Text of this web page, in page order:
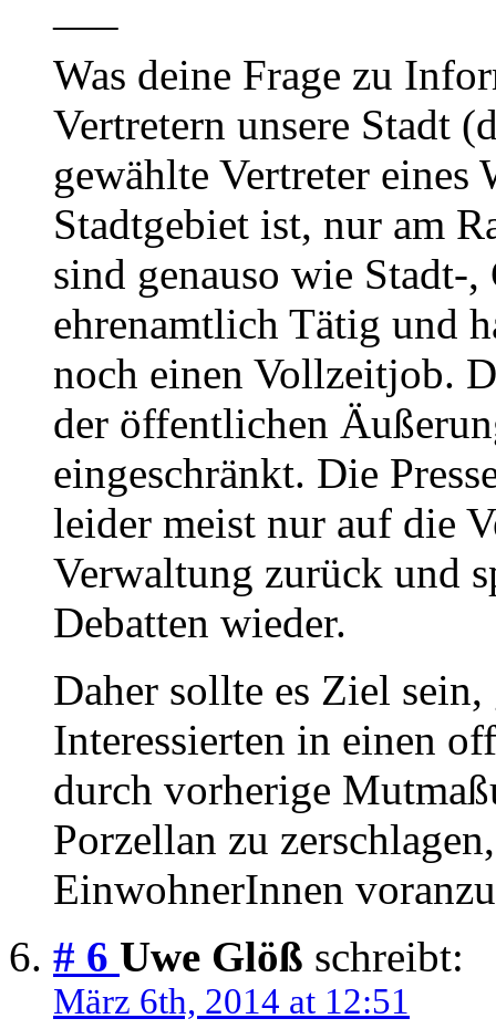
—–
Was deine Frage zu
Vertretern unsere Stadt
gewählte Vertreter eines
Stadtgebiet ist, nur am
sind genauso wie Stadt-
ehrenamtlich Tätig und
noch einen Vollzeitjob.
der öffentlichen
eingeschränkt. Die
leider meist nur auf die
Verwaltung zurück und
Debatten wieder.
Daher sollte es Ziel
Interessierten in einen
durch vorherige
Porzellan zu
EinwohnerInnen
# 6 Uwe Glöß schreibt:
März 6th, 2014 at 12:51